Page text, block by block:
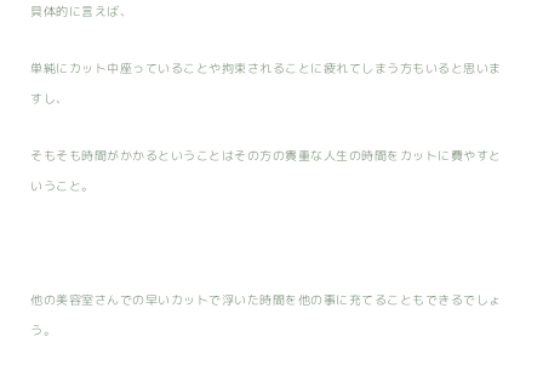
具体的に言えば、
単純にカット中座っていることや拘束されることに疲れてしまう方もいると思いま
すし、
そもそも時間がかかるということはその方の貴重な人生の時間をカットに費やすと
いうこと。
他の美容室さんでの早いカットで浮いた時間を他の事に充てることもできるでしょ
う。